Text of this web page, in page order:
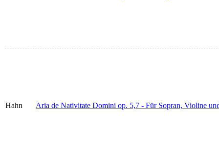
Hahn Aria de Nativitate Domini op. 5,7 - Für Sopran, Violine